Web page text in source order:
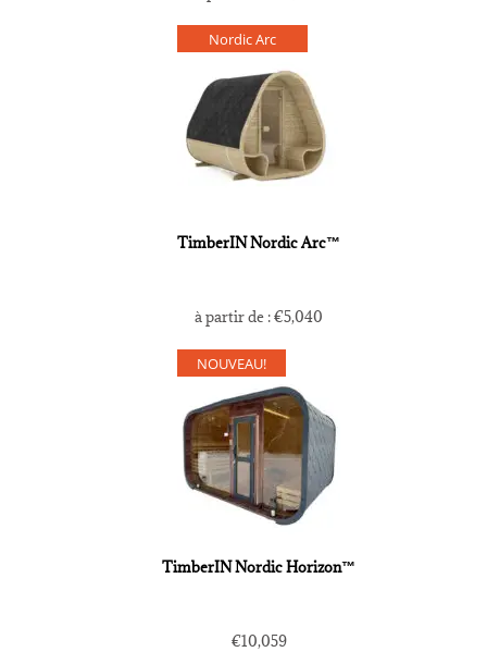
Nordic Arc
TimberIN Nordic Arc™
à partir de :€5,040
NOUVEAU!
TimberIN Nordic Horizon™
€10,059